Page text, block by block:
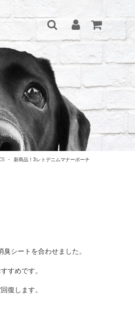
- 新商品！3レトデニムマナーポーチ
シートを合わせました。
すめです。
復します。